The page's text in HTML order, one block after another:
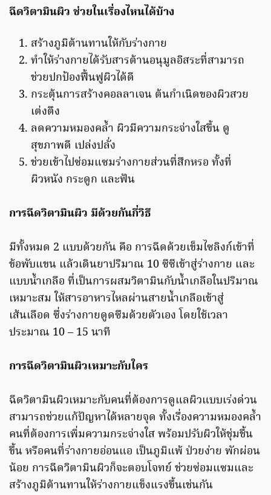
ฉีดวิตามินผิว ช่วยในเรื่องไหนได้บ้าง
สร้างภูมิต้านทานให้กับร่างกาย
ทำให้ร่างกายได้รับสารต้านอนุมูลอิสระที่สามารถ
ช่วยปกป้องฟื้นฟูผิวได้ดี
กระตุ้นการสร้างคอลลาเจน ต้นกำเนิดของผิวสวย
เต่งตึง
ลดความหมองคล้ำ ผิวมีความกระจ่างใสขึ้น ดู
สุขภาพดี เปล่งปลั่ง
ช่วยเข้าไปซ่อมแซมร่างกายส่วนที่สึกหรอ ทั้งที่
ผิวหนัง กระดูก และฟัน
การฉีดวิตามินผิว มีด้วยกันกี่วิธี
มีทั้งหมด 2 แบบด้วยกัน คือ การฉีดด้วยเข็มไซลิงก์เข้าที่
ข้อพับแขน แล้วเดินยาปริมาณ 10 ซีซีเข้าสู่ร่างกาย และ
แบบน้ำเกลือ ที่เป็นการผสมวิตามินกับน้ำเกลือในปริมาณ
เหมาะสม ให้สารอาหารไหลผ่านสายน้ำเกลือเข้าสู่
เส้นเลือด ซึ่งร่างกายดูดซึมด้วยตัวเอง โดยใช้เวลา
ประมาณ 10 – 15 นาที
การฉีดวิตามินผิวเหมาะกับใคร
ฉีดวิตามินผิวเหมาะกับคนที่ต้องการดูแลผิวแบบเร่งด่วน
สามารถช่วยแก้ปัญหาได้หลายจุด ทั้งเรื่องความหมองคล้ำ
คนที่ต้องการเพิ่มความกระจ่างใส พร้อมปรับผิวให้ชุ่มชื้น
ขึ้น หรือคนที่ร่างกายอ่อนแอ เป็นภูมิแพ้ ป่วยง่าย พักผ่อน
น้อย การฉีดวิตามินผิวก็จะตอบโจทย์ ช่วยซ่อมแซมและ
สร้างภูมิต้านทานให้ร่างกายแข็งแรงขึ้นเช่นกัน